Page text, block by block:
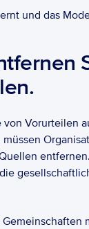
und das
Vorurteilen